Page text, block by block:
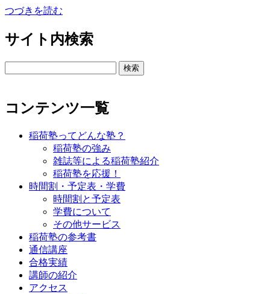
つづきを読む
サイト内検索
コンテンツ一覧
稲荷塾ってどんな塾？
稲荷塾の強み
雑誌等による稲荷塾紹介
稲荷塾を応援！
時間割・予定表・学費
時間割と予定表
学費について
その他サービス
稲荷塾の参考書
通信講座
合格実績
講師の紹介
アクセス